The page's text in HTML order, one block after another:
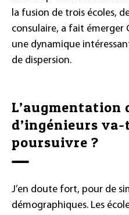
la fusion de trois écoles,
consulaire, a fait émerger
une dynamique
de dispersion.
L’augmentation
d’ingénieurs
poursuivre ?
J’en doute fort, pour de
démographiques. Les